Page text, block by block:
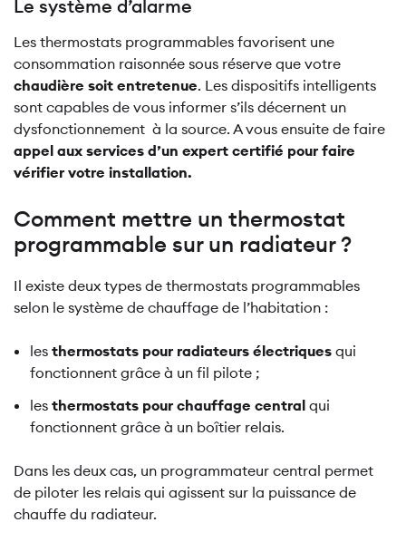
Le système d’alarme
Les thermostats programmables favorisent une
consommation raisonnée sous réserve que votre
chaudière soit entretenue. Les dispositifs intelligents
sont capables de vous informer s’ils décernent un
dysfonctionnement à la source. A vous ensuite de faire
appel aux services d’un expert certifié pour faire
vérifier votre installation.
Comment mettre un thermostat
programmable sur un radiateur ?
Il existe deux types de thermostats programmables
selon le système de chauffage de l’habitation :
les thermostats pour radiateurs électriques qui
fonctionnent grâce à un fil pilote ;
les thermostats pour chauffage central qui
fonctionnent grâce à un boîtier relais.
Dans les deux cas, un programmateur central permet
de piloter les relais qui agissent sur la puissance de
chauffe du radiateur.